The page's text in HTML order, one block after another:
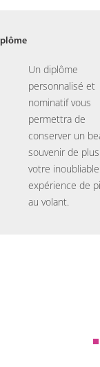
Un diplôme
personnalisé et
nominatif vous
permettra de
conserver un
souvenir de
votre inoubliable
expérience de
au volant.